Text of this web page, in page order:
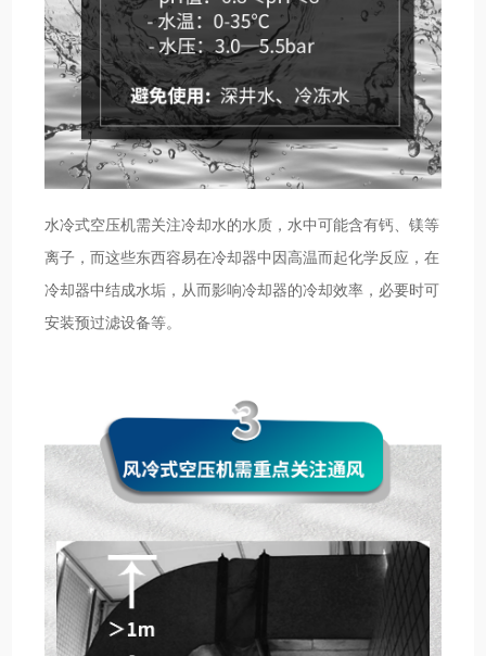
水冷式空压机需关注冷却水的水质，水中可能含有钙、镁等
离子，而这些东西容易在冷却器中因高温而起化学反应，在
冷却器中结成水垢，从而影响冷却器的冷却效率，必要时可
安装预过滤设备等。